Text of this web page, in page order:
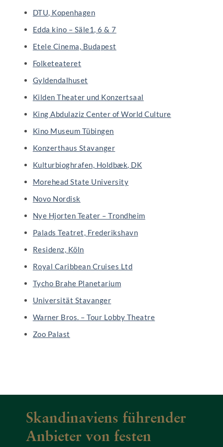
DTU, Kopenhagen
Edda kino – Säle1, 6 & 7
Etele Cinema, Budapest
Folketeateret
Gyldendalhuset
Kilden Theater und Konzertsaal
King Abdulaziz Center of World Culture
Kino Museum Tübingen
Konzerthaus Stavanger
Kulturbioghrafen, Holdbæk, DK
Morehead State University
Novo Nordisk
Nye Hjorten Teater – Trondheim
Palads Teatret, Frederikshavn
Residenz, Köln
Royal Caribbean Cruises Ltd
Tycho Brahe Planetarium
Universität Stavanger
Warner Bros. – Tour Lobby Theatre
Zoo Palast
Skandinaviens führender
Anbieter von festen